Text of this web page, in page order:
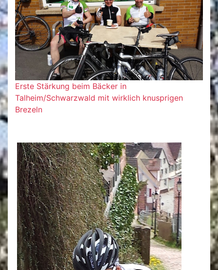
Erste Stärkung beim Bäcker in
Talheim/Schwarzwald mit wirklich knusprigen
Brezeln